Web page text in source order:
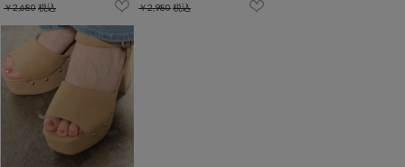
￥2,680税込
￥2,980税込